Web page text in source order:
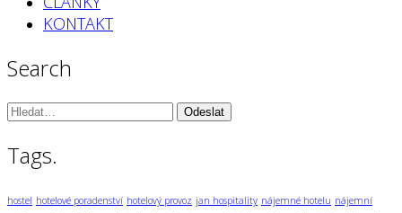
KONTAKT
Search
Vyhledávání:
Tags.
hostel hotelové poradenství hotelový provoz jan hospitality nájemné hotelu nájemní